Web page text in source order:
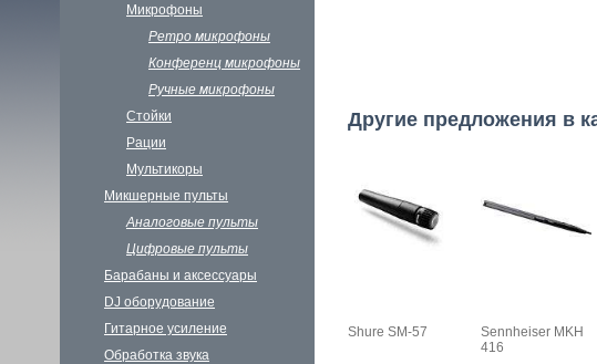
Микрофоны
Ретро микрофоны
Конференц микрофоны
Ручные микрофоны
Стойки
Рации
Мультикоры
Микшерные пульты
Аналоговые пульты
Цифровые пульты
Барабаны и аксессуары
DJ oборудование
Гитарное усиление
Обработка звука
Другие предложения в
Shure SM-57
Sennheiser MKH
416